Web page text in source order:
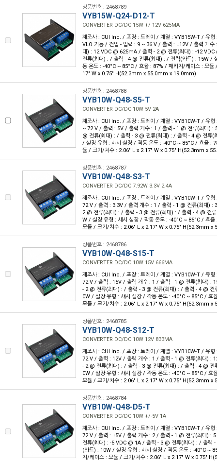
상품번호 : 2468789
VYB15W-Q24-D12-T
CONVERTER DC/DC 15W +/-12V 625MA
제조사 : CUI Inc. / 포장 : 트레이 / 계열 : VYB15W-T / 유형
VLO 기능 / 전압 - 입력 : 9 ~ 36 V / 출력 : ±12V / 출력 개수
대) : 12 VDC @ 625mA / 출력 - 2 @ 전류(최대) : -12
전류(최대) : / 출력 - 4 @ 전류(최대) : / 전력(와트) : 15W /
동 온도 : -40°C ~ 85°C / 효율 : 87% / 패키지/케이스 : 모
17" W x 0.75" H(52.3mm x 55.0mm x 19.0mm)
상품번호 : 2468788
VYB10W-Q48-S5-T
CONVERTER DC/DC 10W 5V 2A
제조사 : CUI Inc. / 포장 : 트레이 / 계열 : VYB10W-T / 유형
~ 72 V / 출력 : 5V / 출력 개수 : 1 / 출력 - 1 @ 전류(최대) :
@ 전류(최대) : / 출력 - 3 @ 전류(최대) : / 출력 - 4 @ 전류(
/ 실장 유형 : 섀시 실장 / 작동 온도 : -40°C ~ 85°C / 효율 :
듈 / 크기/치수 : 2.06" L x 2.17" W x 0.75" H(52.3mm x
상품번호 : 2468787
VYB10W-Q48-S3-T
CONVERTER DC/DC 7.92W 3.3V 2.4A
제조사 : CUI Inc. / 포장 : 트레이 / 계열 : VYB10W-T / 유형
72 V / 출력 : 3.3V / 출력 개수 : 1 / 출력 - 1 @ 전류(최대) :
2 @ 전류(최대) : / 출력 - 3 @ 전류(최대) : / 출력 - 4 @ 전
W / 실장 유형 : 섀시 실장 / 작동 온도 : -40°C ~ 85°C / 효
모듈 / 크기/치수 : 2.06" L x 2.17" W x 0.75" H(52.3mm
상품번호 : 2468786
VYB10W-Q48-S15-T
CONVERTER DC/DC 10W 15V 666MA
제조사 : CUI Inc. / 포장 : 트레이 / 계열 : VYB10W-T / 유형
72 V / 출력 : 15V / 출력 개수 : 1 / 출력 - 1 @ 전류(최대) :
- 2 @ 전류(최대) : / 출력 - 3 @ 전류(최대) : / 출력 - 4 @
0W / 실장 유형 : 섀시 실장 / 작동 온도 : -40°C ~ 85°C / 효
모듈 / 크기/치수 : 2.06" L x 2.17" W x 0.75" H(52.3mm
상품번호 : 2468785
VYB10W-Q48-S12-T
CONVERTER DC/DC 10W 12V 833MA
제조사 : CUI Inc. / 포장 : 트레이 / 계열 : VYB10W-T / 유형
72 V / 출력 : 12V / 출력 개수 : 1 / 출력 - 1 @ 전류(최대) :
- 2 @ 전류(최대) : / 출력 - 3 @ 전류(최대) : / 출력 - 4 @
0W / 실장 유형 : 섀시 실장 / 작동 온도 : -40°C ~ 85°C / 효
모듈 / 크기/치수 : 2.06" L x 2.17" W x 0.75" H(52.3mm
상품번호 : 2468784
VYB10W-Q48-D5-T
CONVERTER DC/DC 10W +/-5V 1A
제조사 : CUI Inc. / 포장 : 트레이 / 계열 : VYB10W-T / 유형
72 V / 출력 : ±5V / 출력 개수 : 2 / 출력 - 1 @ 전류(최대) :
전류(최대) : -5 VDC @ 1A / 출력 - 3 @ 전류(최대) : / 출력
(와트) : 10W / 실장 유형 : 섀시 실장 / 작동 온도 : -40°C ~
지/케이스 : 모듈 / 크기/치수 : 2.06" L x 2.17" W x 0.75"